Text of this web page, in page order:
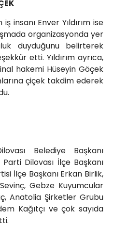
insanı Enver Yıldırım ise
organizasyonda yer
duyduğunu belirterek
etti. Yıldırım ayrıca,
hakemi Hüseyin Göçek
çiçek takdim ederek
Belediye Başkanı
Dilovası İlçe Başkanı
İlçe Başkanı Erkan Birlik,
Gebze Kuyumcular
Anatolia Şirketler Grubu
Kağıtçı ve çok sayıda